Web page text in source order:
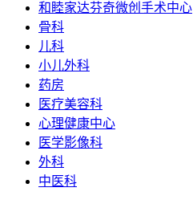
和睦家达芬奇微创手术中心
骨科
儿科
小儿外科
药房
医疗美容科
心理健康中心
医学影像科
外科
中医科